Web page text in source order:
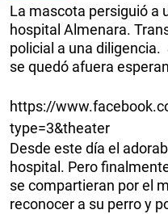
La mascota persiguió a
hospital Almenara.
policial a una diligencia.
se quedó afuera
https://
type=3&theater
Desde este día el
hospital. Pero
se compartieran por el
reconocer a su perro y